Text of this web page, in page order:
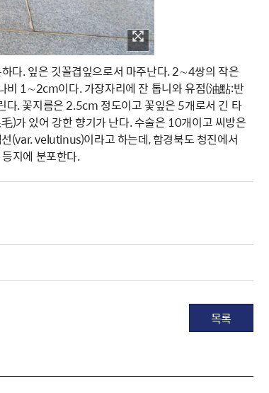
다. 잎은 깃꼴겹잎으로서 마주난다. 2∼4쌍의 작은
비 1∼2cm이다. 가장자리에 잔 톱니와 유점(油點:반
. 꽃지름은 2.5cm 정도이고 꽃잎은 5개로서 긴 타
)가 있어 강한 향기가 난다. 수술은 10개이고 씨방은
(var. velutinus)이라고 하는데, 함경북도 청진에서
지에 분포한다.
목록